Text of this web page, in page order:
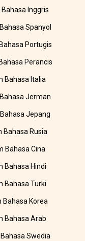
Inggris
Spanyol
Portugis
Perancis
Bahasa Italia
Jerman
Jepang
Bahasa Rusia
Bahasa Cina
Bahasa Hindi
Bahasa Turki
Bahasa Korea
Bahasa Arab
Swedia